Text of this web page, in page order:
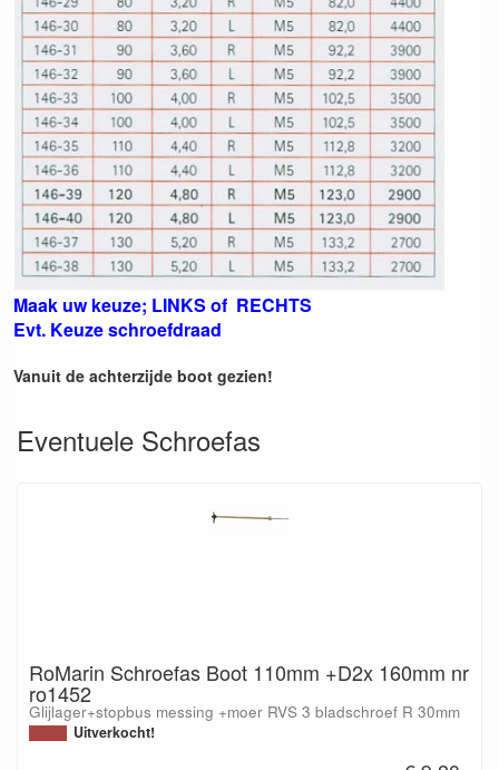
Maak uw keuze; LINKS of RECHTS
Evt. Keuze schroefdraad
Vanuit de achterzijde boot gezien!
Eventuele Schroefas
RoMarin Schroefas Boot 110mm +D2x 160mm nr
ro1452
Glijlager+stopbus messing +moer RVS 3 bladschroef R 30mm
Uitverkocht!